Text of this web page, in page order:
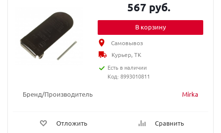
Бренд/Производитель Mirka
Отложить Сравнить
567 руб.
В корзину
Самовывоз
Курьер, ТК
Есть в наличии
Код: 8993010811